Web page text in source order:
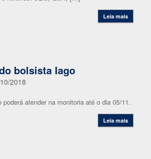
Leia mais
bolsista Iago
2018
atender na monitoria até o dia 05/11.
Leia mais